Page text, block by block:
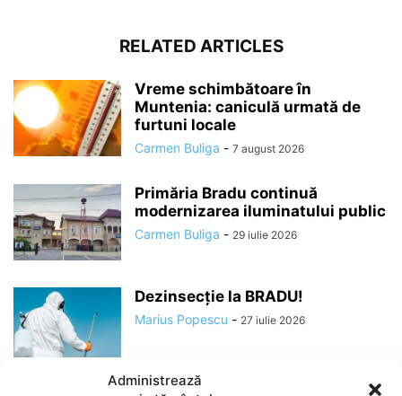
Administrează
RELATED ARTICLES
Vreme schimbătoare în
Muntenia: caniculă urmată de
furtuni locale
Carmen Buliga - 7 august 2026
Primăria Bradu continuă
modernizarea iluminatului public
Carmen Buliga - 29 iulie 2026
Dezinsecție la BRADU!
Marius Popescu - 27 iulie 2026